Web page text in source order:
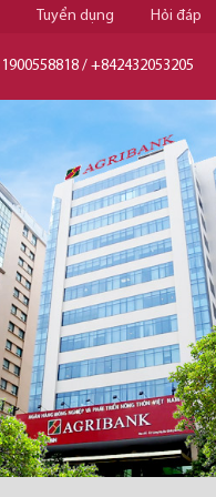
Tuyển dụng Hỏi đáp
1900558818 / +842432053205